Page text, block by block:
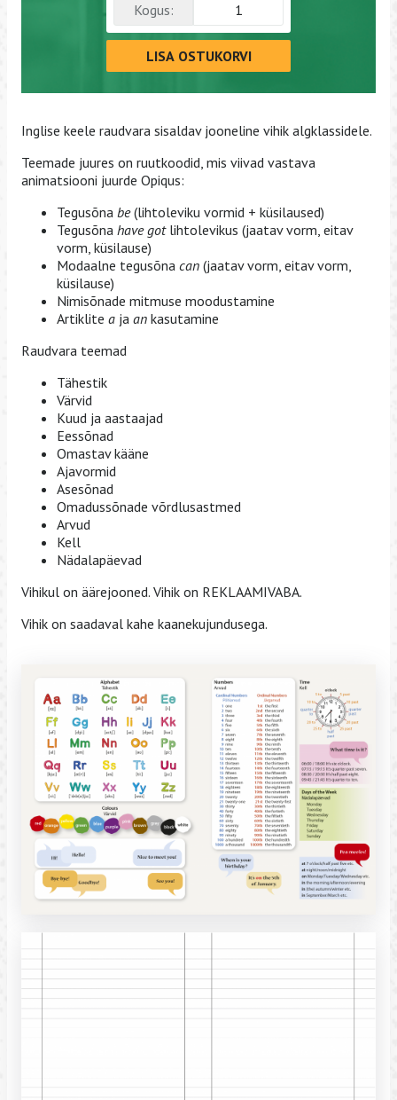
Kogus:
LISA OSTUKORVI
Inglise keele raudvara sisaldav jooneline vihik algklassidele.
Teemade juures on ruutkoodid, mis viivad vastava
animatsiooni juurde Opiqus:
Tegusõna be(lihtoleviku vormid + küsilaused)
Tegusõna have gotlihtolevikus (jaatav vorm, eitav
vorm, küsilause)
Modaalne tegusõna can (jaatav vorm, eitav vorm,
küsilause)
Nimisõnade mitmuse moodustamine
Artiklite a ja an kasutamine
Raudvara teemad
Tähestik
Värvid
Kuud ja aastaajad
Eessõnad
Omastav kääne
Ajavormid
Asesõnad
Omadussõnade võrdlusastmed
Arvud
Kell
Nädalapäevad
Vihikul on äärejooned. Vihik on REKLAAMIVABA.
Vihik on saadaval kahe kaanekujundusega.